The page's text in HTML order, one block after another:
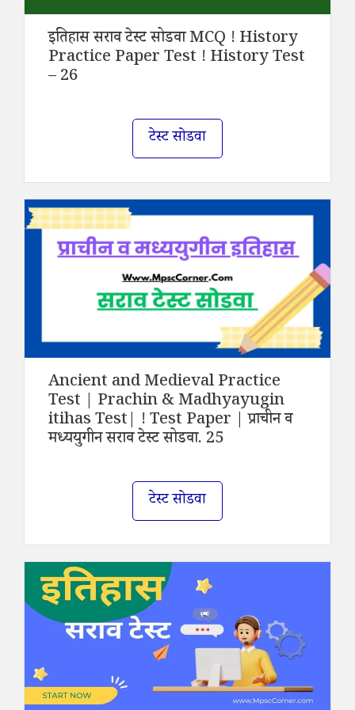
इतिहास सराव टेस्ट सोडवा MCQ ! History
Practice Paper Test ! History Test
– 26
टेस्ट सोडवा
Ancient and Medieval Practice
Test | Prachin & Madhyayugin
itihas Test| ! Test Paper | प्राचीन व
मध्ययुगीन सराव टेस्ट सोडवा. 25
टेस्ट सोडवा